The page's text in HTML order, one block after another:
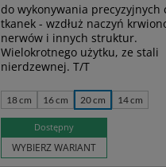
do wykonywania precyzyjnych
tkanek - wzdłuż naczyń
nerwów i innych struktur.
Wielokrotnego użytku, ze stali
nierdzewnej. T/T
18 cm 16 cm 20 cm 14 cm
Dostępny
WYBIERZ WARIANT